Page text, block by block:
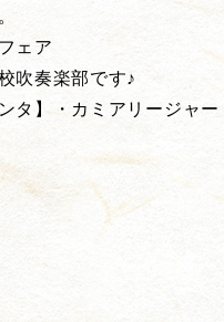
ェア
吹奏楽部です♪
】・カミアリージャ